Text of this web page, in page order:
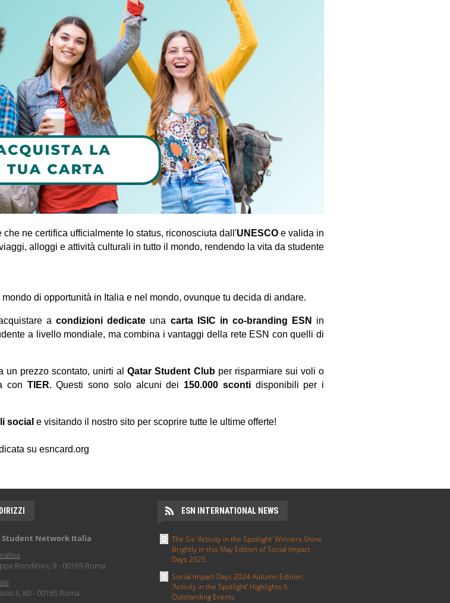
che ne certifica ufficialmente lo status, riconosciuta dall'UNESCO e valida in
alloggi e attività culturali in tutto il mondo, rendendo la vita da studente
di opportunità in Italia e nel mondo, ovunque tu decida di andare.
acondizioni dedicate una carta ISIC in co-branding ESN
in
a livello mondiale, ma combina i vantaggi della rete ESN con quelli di
un prezzo scontato, unirti alQatar Student Clubper risparmiare sui voli o
con TIER. Questi sono solo alcuni dei 150.000 scontidisponibili per i
social e visitando il nostro sito per scoprire tutte le ultime offerte!
su esncard.org
Student Network Italia
Rondinini, 9 - 00169 Roma
II, 80 - 00165 Roma
ESN INTERNATIONAL NEWS
The Six ‘Activity in the Spotlight’ Winners Shine
Brightly in this May Edition of Social Impact
Days 2025
Social Impact Days 2024 Autumn Edition:
'Activity in the Spotlight' Highlights 6
Outstanding Events